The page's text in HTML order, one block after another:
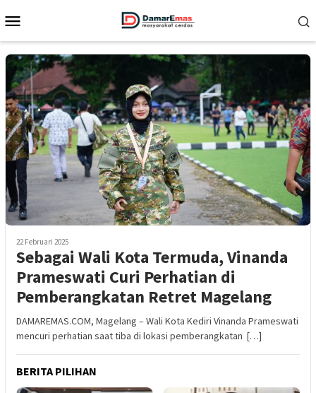
ke
Mobile
22 Februari 2025
Sebagai Wali Kota Termuda, Vinanda
Prameswati Curi Perhatian di
Pemberangkatan Retret Magelang
DAMAREMAS.COM, Magelang – Wali Kota Kediri Vinanda Prameswati
mencuri perhatian saat tiba di lokasi pemberangkatan […]
BERITA PILIHAN